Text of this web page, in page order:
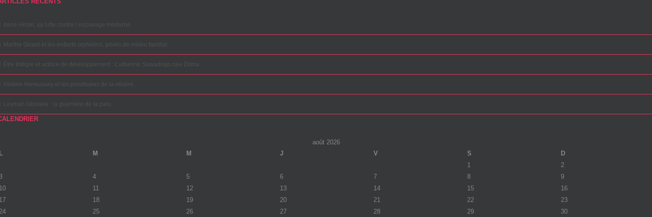
Irène Hirzel, sa lutte contre l’esclavage moderne.
Marthe Girard et les enfants orphelins, privés de milieu familial.
Être Intègre et actrice de développement : Catherine Sawadogo née Dilma
Hélène Alemusuey et les prostituées de la misère…
Leymah Gbowee : la guerrière de la paix.
août 2026
M M J V S
D
1
2
4 5 6 7 8
9
11 12 13 14 15
16
18 19 20 21 22
23
25 26 27 28 29 30